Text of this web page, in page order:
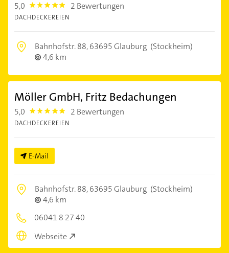
5,0 5.0 2 Bewertungen
DACHDECKEREIEN
Bahnhofstr. 88,63695 Glauburg (Stockheim)
4,6 km
Möller GmbH, Fritz Bedachungen
5,0 5.0 2 Bewertungen
DACHDECKEREIEN
E-Mail
Bahnhofstr. 88,63695 Glauburg (Stockheim)
4,6 km
06041 8 27 40
Webseite